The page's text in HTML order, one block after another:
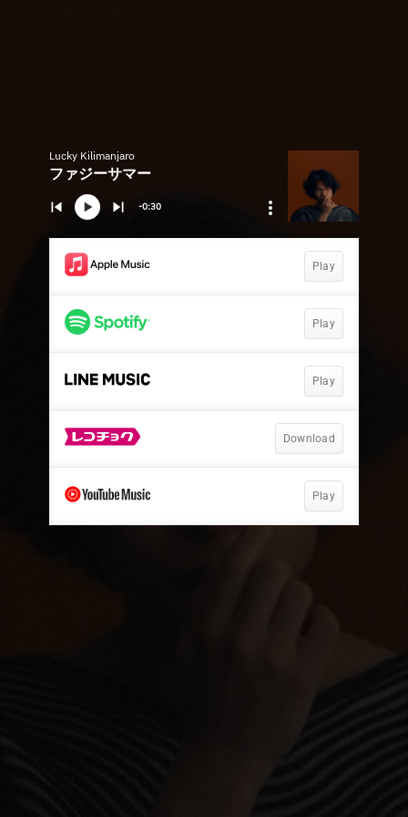
Lucky Kilimanjaro
ファジーサマー
-0:30
Play
Play
Play
Download
Play